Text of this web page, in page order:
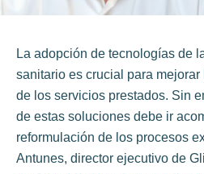
La adopción de tecnologías de
sanitario es crucial para
de los servicios prestados. Sin
de estas soluciones debe ir
reformulación de los procesos
Antunes, director ejecutivo de